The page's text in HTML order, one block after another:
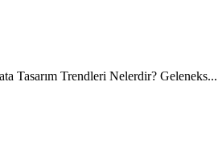
Tasarım Trendleri Nelerdir? Geleneks...